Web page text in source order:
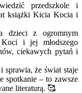
przedszkole i
książki Kicia Kocia i
dzieci z ogromnym
Koci i jej młodszego
ciekawych pytań i
sprawia, że świat staje
spotkanie – to zawsze
literaturą. 🥰